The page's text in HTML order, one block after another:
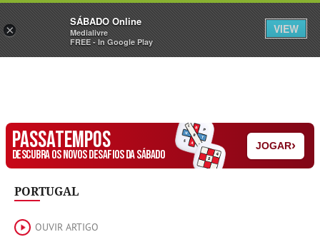
Sábado Assine Iniciar Sessão
PASSATEMPOS
DESCUBRA OS NOVOS DESAFIOS DA SÁBADO
JOGAR›
PORTUGAL
OUVIR ARTIGO
×
SÁBADO Online
Medialivre
FREE - In Google Play
VIEW